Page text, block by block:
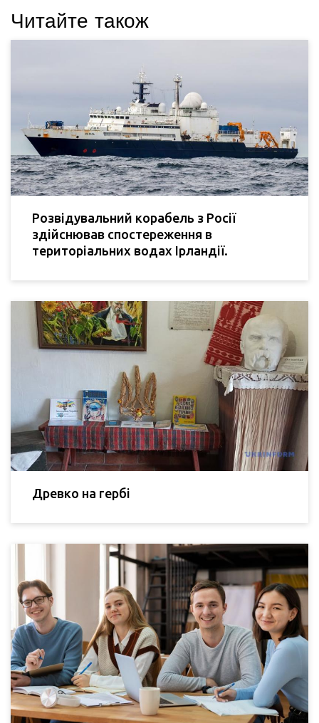
Читайте також
Розвідувальний корабель з Росії
здійснював спостереження в
територіальних водах Ірландії.
Древко на гербі